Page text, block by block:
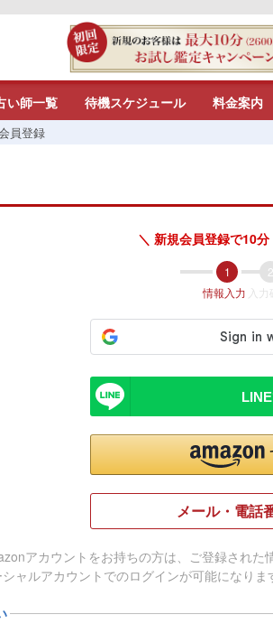
い師一覧 待機スケジュール 料金案内
員登録
＼ 新規会員登録で10
情報入力 入
メール・電話
アカウントをお持ちの方は、ご登録され
ャルアカウントでのログインが可能になりま